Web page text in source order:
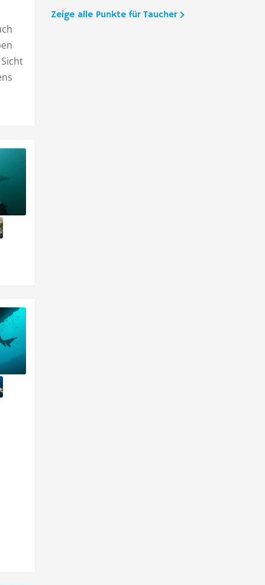
Zeige alle Punkte für Taucher